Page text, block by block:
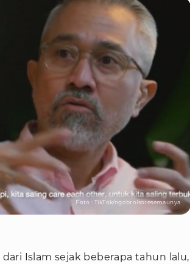
Foto : TikTok/ngobrolsoresemaunya
Islam sejak beberapa tahun lalu,